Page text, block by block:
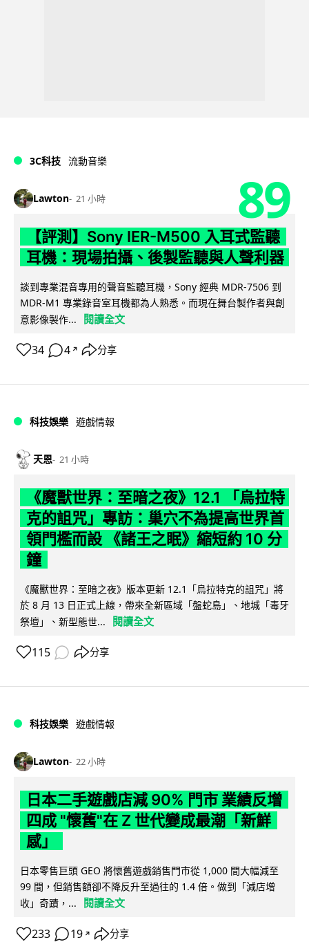
3C科技 流動音樂
Lawton 21 小時 89
【評測】Sony IER-M500 入耳式監聽
耳機：現場拍攝、後製監聽與人聲利器
談到專業混音專用的聲音監聽耳機，Sony 經典 MDR-7506 到
MDR-M1 專業錄音室耳機都為人熟悉。而現在舞台製作者與創
意影像製作...
閱讀全文
34 4 ↗ 分享
科技娛樂 遊戲情報
天恩 21 小時
《魔獸世界：至暗之夜》12.1 「烏拉特
克的詛咒」專訪：巢穴不為提高世界首
領門檻而設 《諸王之眠》縮短約 10 分
鐘
《魔獸世界：至暗之夜》版本更新 12.1「烏拉特克的詛咒」將
於 8 月 13 日正式上線，帶來全新區域「盤蛇島」、地城「毒牙
祭壇」、新型態世...
閱讀全文
115 分享
科技娛樂 遊戲情報
Lawton 22 小時
日本二手遊戲店減 90% 門市 業績反增
四成 "懷舊"在 Z 世代變成最潮「新鮮
感」
日本零售巨頭 GEO 將懷舊遊戲銷售門市從 1,000 間大幅減至
99 間，但銷售額卻不降反升至過往的 1.4 倍。做到「減店增
收」奇蹟，...
閱讀全文
233 19 ↗ 分享